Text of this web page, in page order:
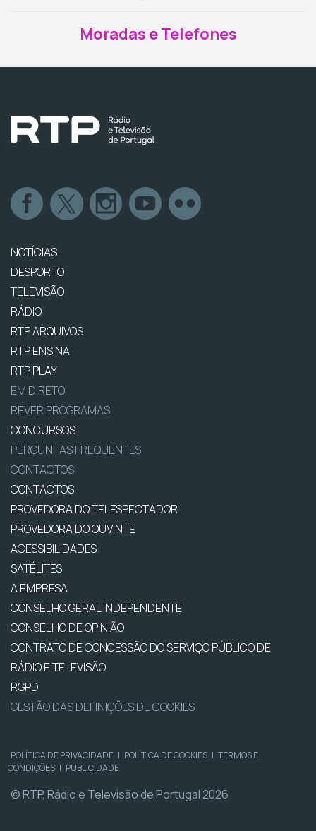
Moradas e Telefones
NOTÍCIAS
DESPORTO
TELEVISÃO
RÁDIO
RTP ARQUIVOS
RTP ENSINA
RTP PLAY
EM DIRETO
REVER PROGRAMAS
CONCURSOS
PERGUNTAS FREQUENTES
CONTACTOS
CONTACTOS
PROVEDORA DO TELESPECTADOR
PROVEDORA DO OUVINTE
ACESSIBILIDADES
SATÉLITES
A EMPRESA
CONSELHO GERAL INDEPENDENTE
CONSELHO DE OPINIÃO
CONTRATO DE CONCESSÃO DO SERVIÇO PÚBLICO DE
RÁDIO E TELEVISÃO
RGPD
GESTÃO DAS DEFINIÇÕES DE COOKIES
POLÍTICA DE PRIVACIDADE | POLÍTICA DE COOKIES | TERMOS E
CONDIÇÕES | PUBLICIDADE
© RTP, Rádio e Televisão de Portugal 2026